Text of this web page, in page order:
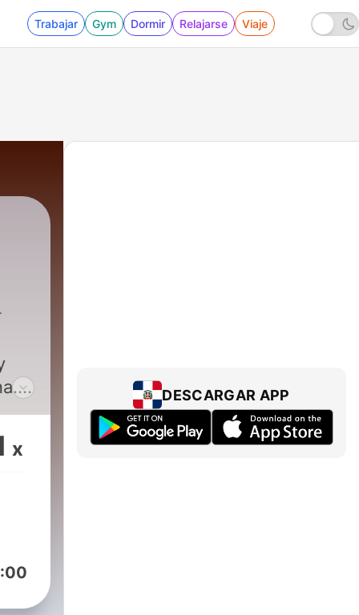
Trabajar Gym Dormir Relajarse Viaje
x
DESCARGAR APP